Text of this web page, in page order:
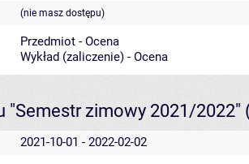
(nie masz dostępu)
Przedmiot - Ocena
Wykład (zaliczenie) - Ocena
"Semestr zimowy 2021/2022"
2021-10-01 - 2022-02-02